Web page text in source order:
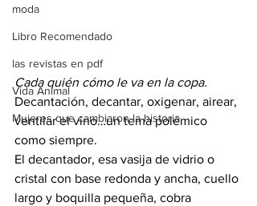
moda
Libro Recomendado
las revistas en pdf
Vida Animal
Mujeres que cambiaron la historia
Cada quién cómo le va en la copa.
Decantación, decantar, oxigenar, airear,
ventilar el vino…un tema polémico
como siempre.
El decantador, esa vasija de vidrio o
cristal con base redonda y ancha, cuello
largo y boquilla pequeña, cobra